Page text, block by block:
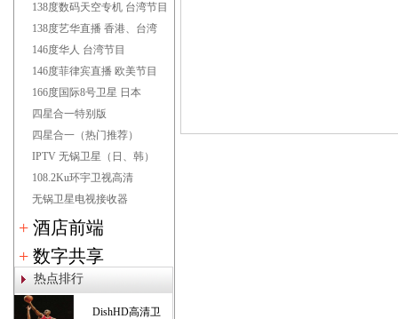
138度数码天空专机 台湾节目
138度艺华直播 香港、台湾
146度华人 台湾节目
146度菲律宾直播 欧美节目
166度国际8号卫星 日本
四星合一特别版
四星合一（热门推荐）
IPTV 无锅卫星（日、韩）
108.2Ku环宇卫视高清
无锅卫星电视接收器
+ 酒店前端
+ 数字共享
热点排行
DishHD高清卫